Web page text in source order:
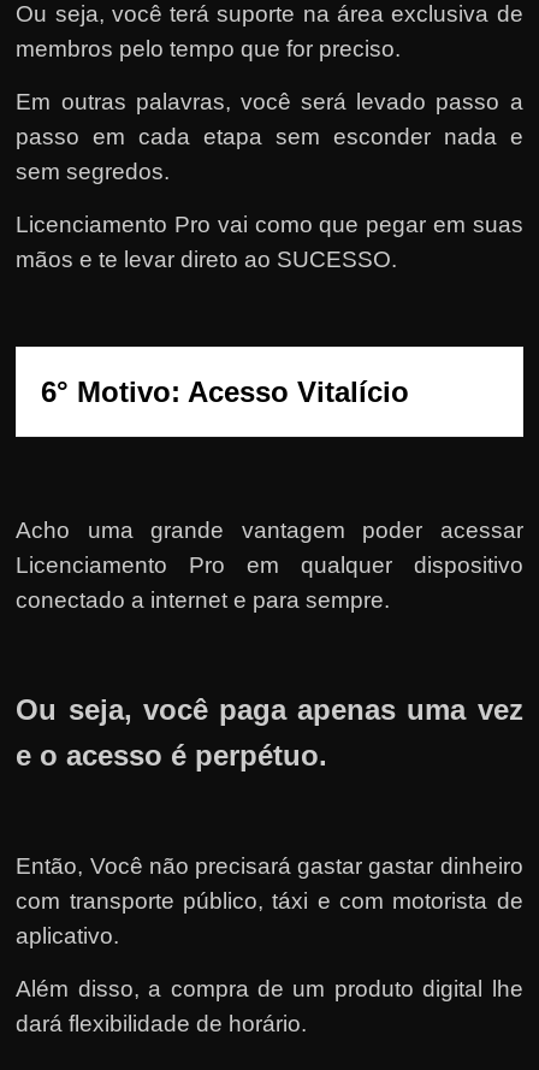
Ou seja, você terá suporte na área exclusiva de
membros pelo tempo que for preciso.
Em outras palavras, você será levado passo a
passo em cada etapa sem esconder nada e
sem segredos.
Licenciamento Pro vai como que pegar em suas
mãos e te levar direto ao SUCESSO.
6° Motivo: Acesso Vitalício
Acho uma grande vantagem poder acessar
Licenciamento Pro em qualquer dispositivo
conectado a internet e para sempre.
Ou seja, você paga apenas uma vez
e o acesso é perpétuo.
Então, Você não precisará gastar gastar dinheiro
com transporte público, táxi e com motorista de
aplicativo.
Além disso, a compra de um produto digital lhe
dará flexibilidade de horário.